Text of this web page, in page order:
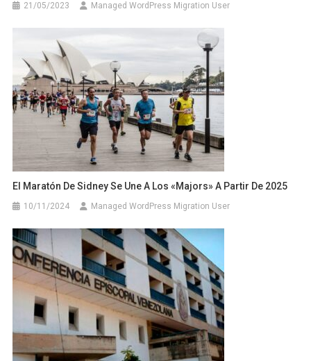
21/05/2023 Managed WordPress Migration User
El Maratón De Sidney Se Une A Los «majors» A Partir De 2025
10/11/2024 Managed WordPress Migration User